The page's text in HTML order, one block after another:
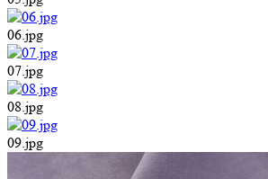
06.jpg
07.jpg
08.jpg
09.jpg